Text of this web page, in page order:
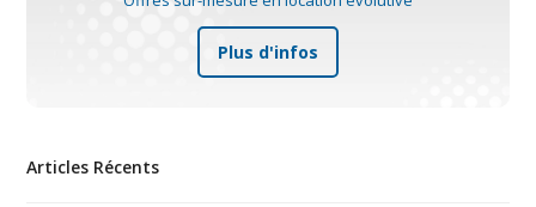
Plus d'infos
Articles Récents